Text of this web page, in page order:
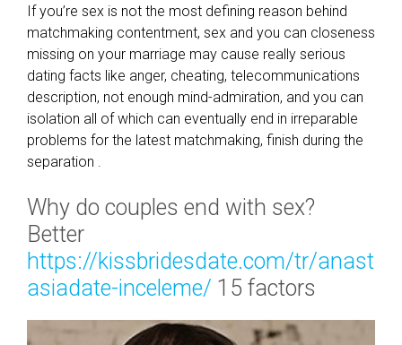
If you’re sex is not the most defining reason behind
matchmaking contentment, sex and you can closeness
missing on your marriage may cause really serious
dating facts like anger, cheating, telecommunications
description, not enough mind-admiration, and you can
isolation all of which can eventually end in irreparable
problems for the latest matchmaking, finish during the
separation .
Why do couples end with sex?
Better
https://kissbridesdate.com/tr/anast
asiadate-inceleme/ 15 factors